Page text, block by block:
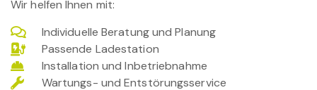
Wir helfen Ihnen mit:
Individuelle Beratung und Planung
Passende Ladestation
Installation und Inbetriebnahme
Wartungs- und Entstörungsservice